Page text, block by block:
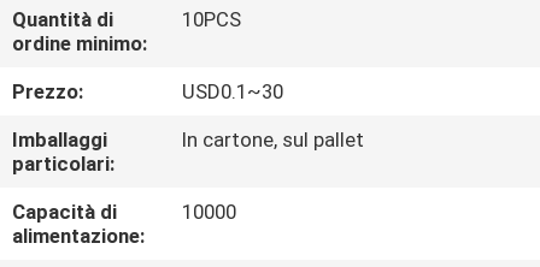
CONTROLLO
DI
QUALITÀ
CONTATTICI
Quantità di
ordine minimo:
10PCS
Prezzo:
USD0.1~30
Imballaggi
particolari:
In cartone, sul pallet
Capacità di
alimentazione:
10000